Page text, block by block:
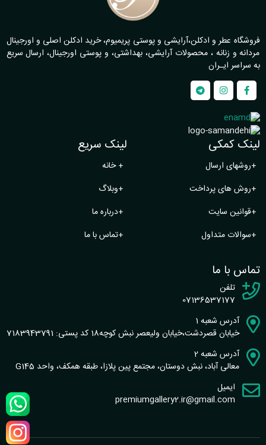
فروشگاه عطر و ادکلن،آرایشی و پوستی پریمیوم، خرید ادکلن اصلی و اورجینال
مردانه و زنانه ، محصولات آرایشی، بهداشتی، و پوستی اورجینال، ارسال سریع
به سراسر ایـران
لینک کمکی
+روشهای ارسال
+روش های پرداخت
+قوانین سایت
+سوالات متداول
لینک سریع
+خانه
+وبلاگ
+درباره ما
+تماس با ما
تماس با ما
تلفن
07136537177
آدرس شعبه 1
خیابان قصردشت،خیابان ولیعصر نبش کوچه18 کد پستی: 7183943791
آدرس شعبه 2
معالی آباد، نبش دوستان، مجتمع پین پلازا، طبقه همکف، واحد G145
ایمیل
premiumgallery2.ir@gmail.com